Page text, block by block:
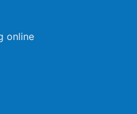
online